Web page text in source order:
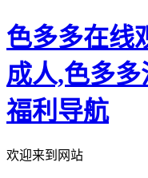
色多多在线
成人,色多
福利导航
欢迎来到网站